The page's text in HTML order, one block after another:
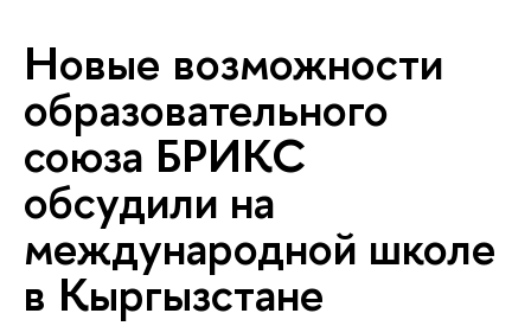
Новые возможности
образовательного
союза БРИКС
обсудили на
международной школе
в Кыргызстане